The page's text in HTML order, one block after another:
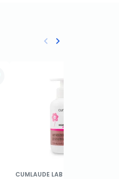
CUMLAUDE LAB
Anterior
keyboard_arrow_left Siguiente
keyboard_arrow_right